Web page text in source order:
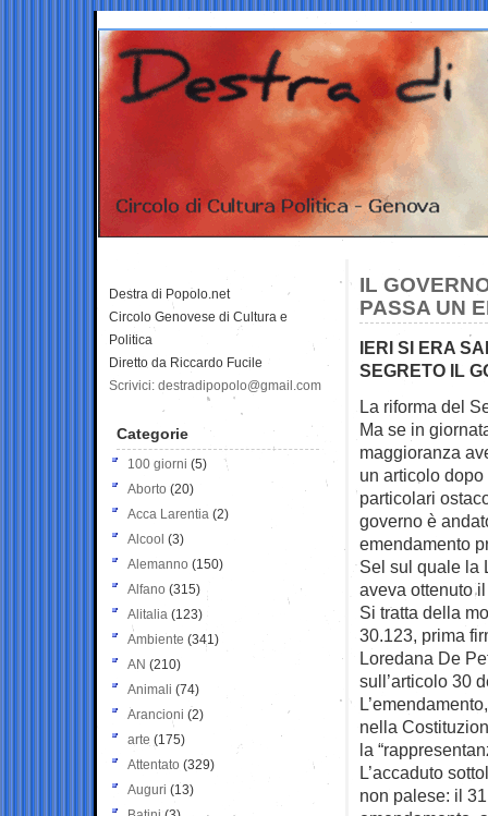
IL
PASSA UN
IERI SI ERA
SEGRETO IL
La riforma del
Ma se in
maggioranza
un articolo dopo
particolari
governo è
emendamento
Sel sul quale la
aveva ottenuto
Si tratta della
30.123, prima
Loredana De
sull’articolo 30
nella
la
L’accaduto
non palese: il
Destra di Popolo.net
Circolo Genovese di Cultura e
Politica
Diretto da Riccardo Fucile
Scrivici: destradipopolo@gmail.com
Categorie
100 giorni (5)
Aborto (20)
Acca Larentia (2)
Alcool (3)
Alemanno (150)
Alfano (315)
Alitalia (123)
Ambiente (341)
AN (210)
Animali (74)
Arancioni (2)
arte (175)
Attentato (329)
Auguri (13)